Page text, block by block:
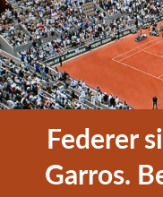
Federer
Garros.